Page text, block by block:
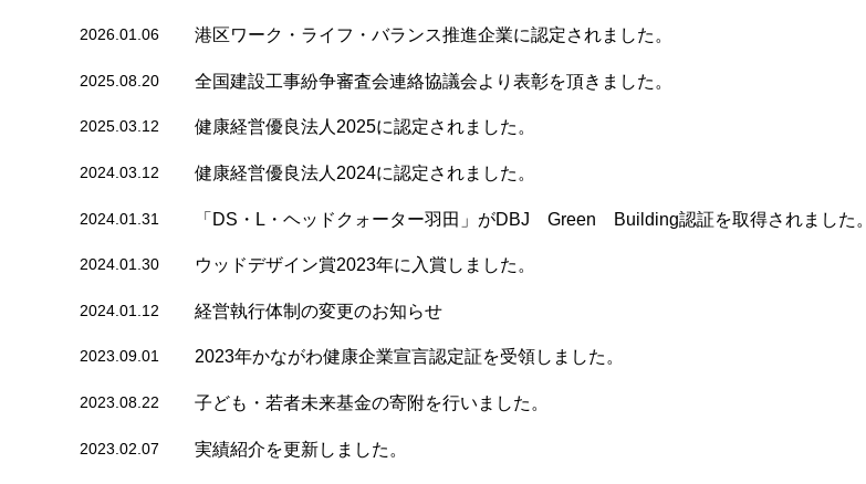
2026.01.06 港区ワーク・ライフ・バランス推進企業に認定されました。
2025.08.20 全国建設工事紛争審査会連絡協議会より表彰を頂きました。
2025.03.12 健康経営優良法人2025に認定されました。
2024.03.12 健康経営優良法人2024に認定されました。
2024.01.31 「DS・L・ヘッドクォーター羽田」がDBJ Green Building認証を取得されました。
2024.01.30 ウッドデザイン賞2023年に入賞しました。
2024.01.12 経営執行体制の変更のお知らせ
2023.09.01 2023年かながわ健康企業宣言認定証を受領しました。
2023.08.22 子ども・若者未来基金の寄附を行いました。
2023.02.07 実績紹介を更新しました。